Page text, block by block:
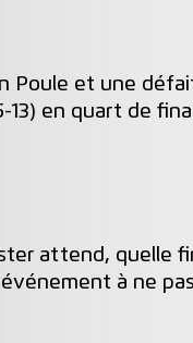
Poule et une
13) en quart de
attend, quelle
à ne